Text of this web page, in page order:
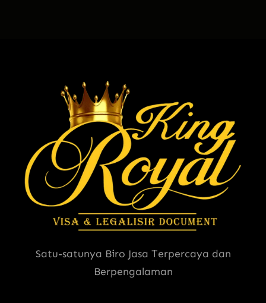
Satu-satunya Biro Jasa Terpercaya dan
Berpengalaman